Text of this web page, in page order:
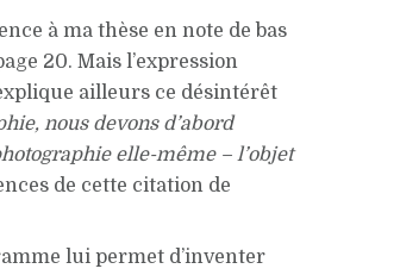
à ma thèse en note de bas
20. Mais l’expression
ailleurs ce désintérêt
nous devons d’abord
elle-même – l’objet
de cette citation de
lui permet d’inventer